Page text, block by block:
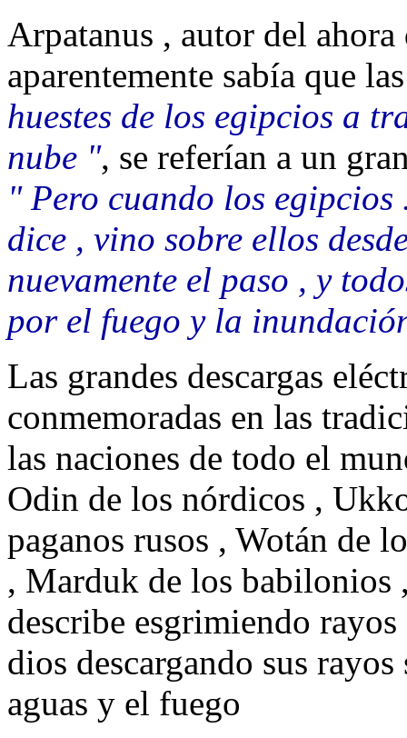
Arpatanus , autor del
aparentemente sabía que
huestes de los egipcios a
nube ", se referían a un
" Pero cuando los egipcios
dice , vino sobre ellos
nuevamente el paso , y
por el fuego y la
Las grandes descargas
conmemoradas en las
las naciones de todo el
Odin de los nórdicos ,
paganos rusos , Wotán de
, Marduk de los babilonios
describe esgrimiendo
dios descargando sus
aguas y el fuego